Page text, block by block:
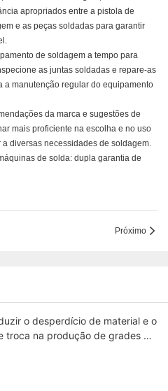
apropriados entre a pistola de
e as peças soldadas para garantir
de soldagem a tempo para
as juntas soldadas e repare-as
a manutenção regular do equipamento
da marca e sugestões de
mais proficiente na escolha e no uso
diversas necessidades de soldagem.
Próximo
o desperdício de material e o
troca na produção de grades de